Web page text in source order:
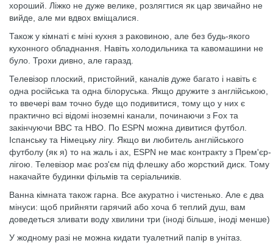
хороший. Ліжко не дуже велике, розлягтися як цар звичайно не
вийде, але ми вдвох вміщалися.
Також у кімнаті є міні кухня з раковиною, але без будь-якого
кухонного обладнання. Навіть холодильника та кавомашини не
було. Трохи дивно, але гаразд.
Телевізор плоский, пристойний, каналів дуже багато і навіть є
одна російська та одна білоруська. Якщо дружите з англійською,
то ввечері вам точно буде що подивитися, тому що у них є
практично всі відомі іноземні канали, починаючи з Fox та
закінчуючи BBC та HBO. По ESPN можна дивитися футбол.
Іспанську та Німецьку лігу. Якщо ви любитель англійського
футболу (як я) то на жаль і ах, ESPN не має контракту з Прем'єр-
лігою. Телевізор має роз'єм під флешку або жорсткий диск. Тому
накачайте будинки фільмів та серіальчиків.
Ванна кімната також гарна. Все акуратно і чистенько. Але є два
мінуси: щоб прийняти гарячий або хоча б теплий душ, вам
доведеться зливати воду хвилини три (іноді більше, іноді менше)
У жодному разі не можна кидати туалетний папір в унітаз.